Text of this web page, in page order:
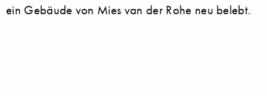
ein Gebäude von Mies van der Rohe neu belebt.